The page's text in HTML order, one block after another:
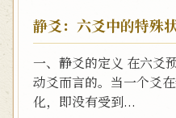
静爻：六爻中的特殊
一、静爻的定义 在六爻
动爻而言的。当一个爻
化，即没有受到...